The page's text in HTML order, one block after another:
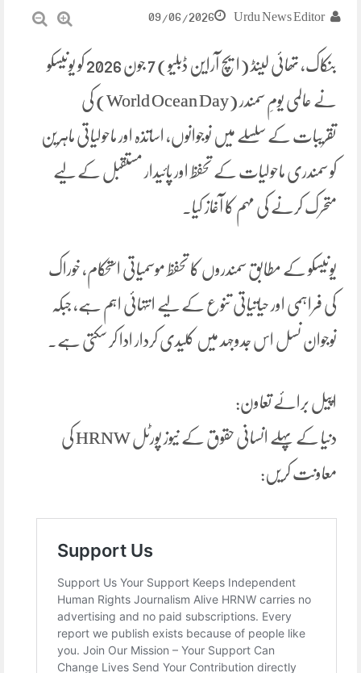
Urdu News Editor
09/06/2026
بنکاک، تھائی لینڈ (ایچ آراین ڈبلیو) 7 جون 2026 کو یونیسکو
نے عالمی یومِ سمندر (World Ocean Day) کی
تقریبات کے سلسلے میں نوجوانوں، اساتذہ اور ماحولیاتی ماہرین
کو سمندری ماحولیات کے تحفظ اور پائیدار مستقبل کے لیے
متحرک کرنے کی مہم کا آغاز کیا۔
یونیسکو کے مطابق سمندروں کا تحفظ موسمیاتی استحکام، خوراک
کی فراہمی اور حیاتیاتی تنوع کے لیے انتہائی اہم ہے، جبکہ
نوجوان نسل اس جدوجہد میں کلیدی کردار ادا کر سکتی ہے۔
اپیل برائے تعاون:
دنیا کے پہلے انسانی حقوق کے نیوز پورٹل HRNW کی
معاونت کریں: